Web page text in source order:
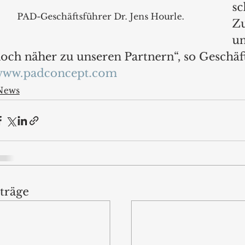
PAD-Geschäftsführer Dr. Jens Hourle.
näher zu unseren Partnern“, so